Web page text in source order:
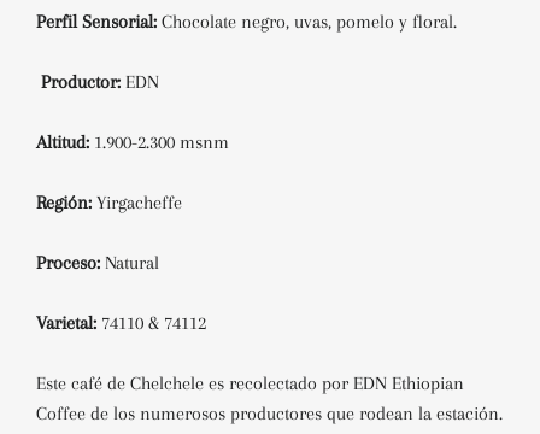
Perfil Sensorial: Chocolate negro, uvas, pomelo y floral.
Productor: EDN
Altitud: 1.900-2.300 msnm
Región: Yirgacheffe
Proceso: Natural
Varietal: 74110 & 74112
Este café de Chelchele es recolectado por EDN Ethiopian
Coffee de los numerosos productores que rodean la estación.